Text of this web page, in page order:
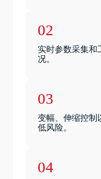
02
实时参数采集和
况。
03
变幅、伸缩控制
低风险。
04